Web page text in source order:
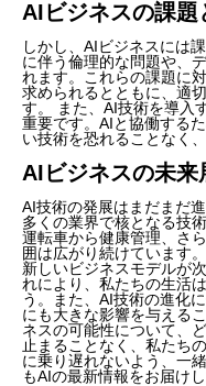
AIビジネスの課題
しかし、AIビジネスには
に伴う倫理的な問題や、
れます。これらの課題に
求められるとともに、適
す。 また、AI技術を導入
重要です。AIと協働する
い技術を恐れることなく
AIビジネスの未来
AI技術の発展はまだまだ
多くの業界で核となる技
運転車から健康管理、さ
囲は広がり続けています
新しいビジネスモデルが
れにより、私たちの生活
う。また、AI技術の進化
にも大きな影響を与える
ネスの可能性について、
止まることなく、私たち
に乗り遅れないよう、一
もAIの最新情報をお届け